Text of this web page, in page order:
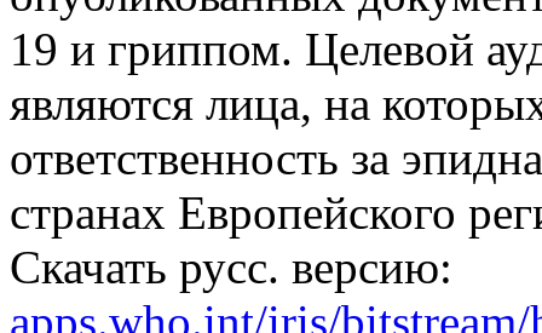
19 и гриппом. Целевой
являются лица, на
ответственность за
странах Европейского
Скачать русс. версию:
apps.who.int/iris/